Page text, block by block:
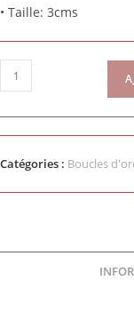
• Taille: 3cms
Catégories : Boucles